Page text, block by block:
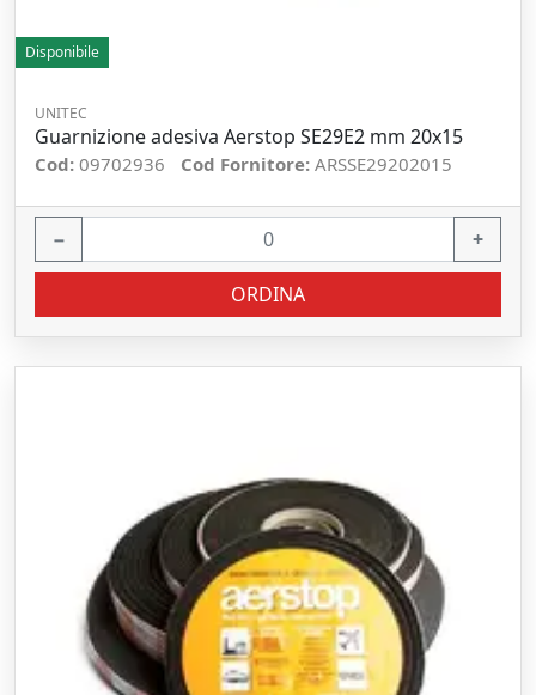
Disponibile
UNITEC
Guarnizione adesiva Aerstop SE29E2 mm 20x15
Cod: 09702936 Cod Fornitore: ARSSE29202015
− +
ORDINA